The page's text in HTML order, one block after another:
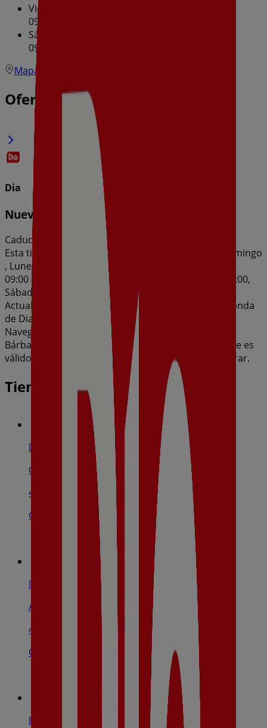
Viernes
09:00 - 21:00
Sábado
09:00 - 21:00
Mapa
Ofertas de Dia en Corella
Dia
Nueva Calidad Dia del 05/08 al 11/08
Caduca el 11/8
Esta tienda de Dia tiene los siguientes horarios: Domingo
, Lunes 09:00 - 21:00, Martes 09:00 - 21:00, Miércoles
09:00 - 21:00, Jueves 09:00 - 21:00, Viernes 09:00 - 21:00,
Sábado 09:00 - 21:00
Actualmente hay 1 catálogos disponibles en esta tienda
de Dia.
Navega por el último catálogo de Dia en Calle Santa
Bárbara, 38 Nueva Calidad Dia del 05/08 al 11/08 que es
válido del 5/8/2026 al 11/8/2026 y no pares de ahorrar.
Tiendas más cercanas
Dia
Calle Santa Bárbara, 38, Corella
434 m
Cerrado
Dia
Av. De La Estación,28, Cintruénigo
4.0 km
Cerrado
Dia